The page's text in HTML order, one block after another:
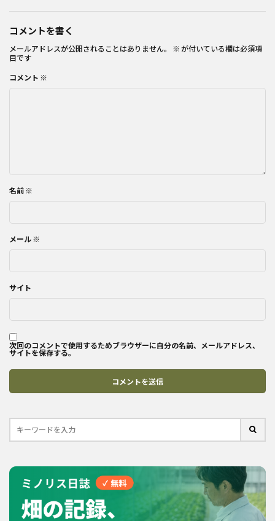
コメントを書く
メールアドレスが公開されることはありません。 ※ が付いている欄は必須項
目です
コメント ※
名前 ※
メール ※
サイト
次回のコメントで使用するためブラウザーに自分の名前、メールアドレス、
サイトを保存する。